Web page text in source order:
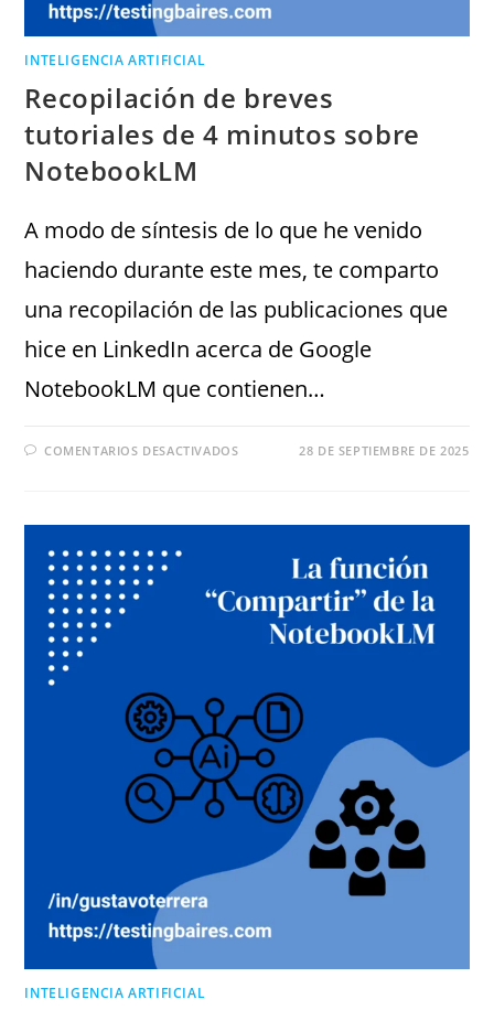
INTELIGENCIA ARTIFICIAL
Recopilación de breves
tutoriales de 4 minutos sobre
NotebookLM
A modo de síntesis de lo que he venido
haciendo durante este mes, te comparto
una recopilación de las publicaciones que
hice en LinkedIn acerca de Google
NotebookLM que contienen…
COMENTARIOS DESACTIVADOS 28 DE SEPTIEMBRE DE 2025
INTELIGENCIA ARTIFICIAL